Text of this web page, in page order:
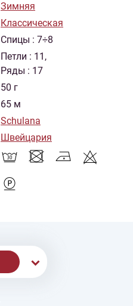
Зимняя
Классическая
Спицы : 7÷8
Петли : 11,
Ряды : 17
50 г
65 м
Schulana
Швейцария